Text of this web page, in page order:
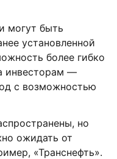
могут быть
установленной
более гибко
инвесторам —
с возможностью
но
ожидать от
«Транснефть».